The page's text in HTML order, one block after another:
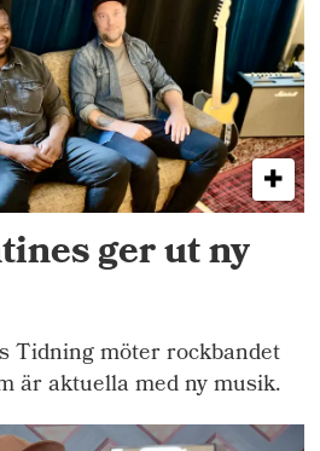
ger ut ny
Tidning möter rockbandet
är aktuella med ny musik.